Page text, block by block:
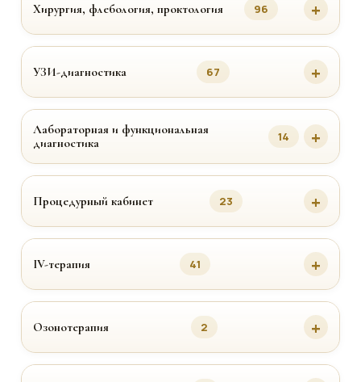
Хирургия, флебология, проктология 96
УЗИ-диагностика 67
Лабораторная и функциональная
диагностика
14
Процедурный кабинет 23
IV-терапия 41
Озонотерапия 2